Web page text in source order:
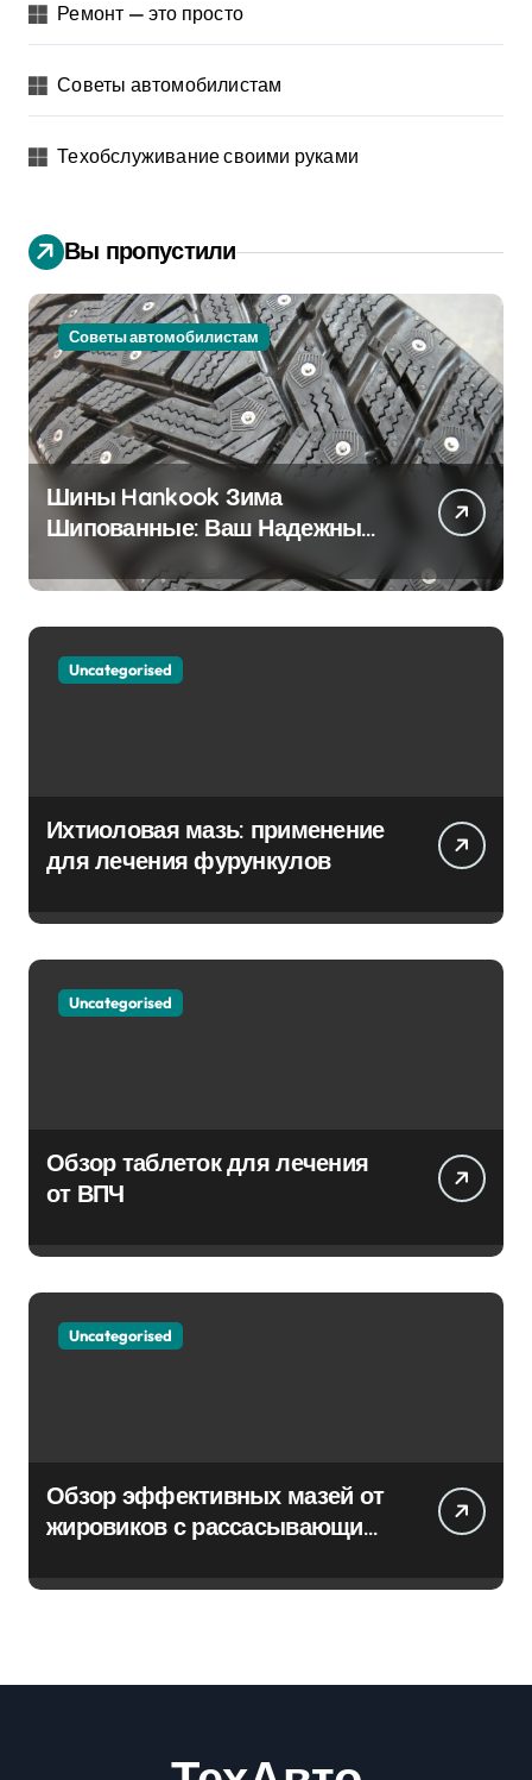
Ремонт — это просто
Советы автомобилистам
Техобслуживание своими руками
Вы пропустили
Советы автомобилистам
Шины Hankook Зима
Шипованные: Ваш Надежный
Партнёр на Снежных Дорогах
Uncategorised
Ихтиоловая мазь: применение
для лечения фурункулов
Uncategorised
Обзор таблеток для лечения
от ВПЧ
Uncategorised
Обзор эффективных мазей от
жировиков с рассасывающим